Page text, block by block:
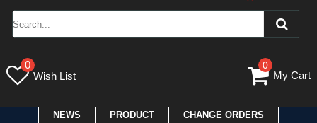
0
Wish List
0
My Cart
NEWS PRODUCT CHANGE ORDERS